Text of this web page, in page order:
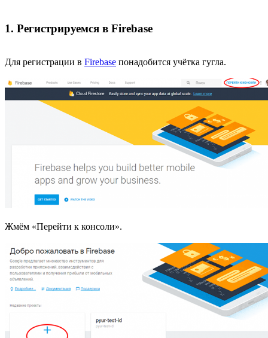
1. Регистрируемся в Firebase
Для регистрации в Firebase понадобится учётка гугла.
Жмём «Перейти к консоли».